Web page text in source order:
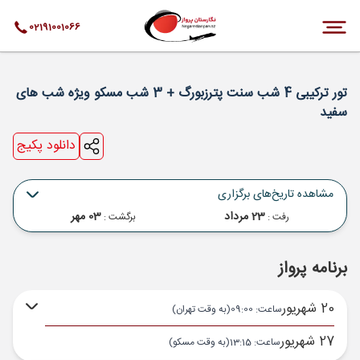
02191001066
تور ترکیبی 4 شب سنت پترزبورگ + 3 شب مسکو ویژه شب های
سفید
دانلود پکیج
مشاهده تاریخ‌های برگزاری
رفت : 23 مرداد برگشت : 03 مهر
برنامه پرواز
20 شهریور ساعت: 09:00 (به وقت تهران)
27 شهریور ساعت: 13:15 (به وقت مسکو)